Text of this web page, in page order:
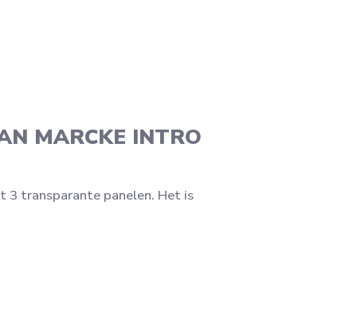
MARCKE INTRO
3 transparante panelen. Het is